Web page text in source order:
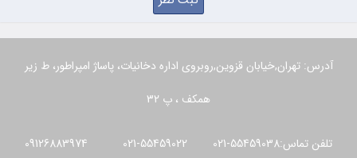
آدرس: تهران,خیابان قزوین,روبروی اداره دخانیات، پاساژ امپراطور، ط زیر
همکف ، پ 32
تلفن تماس:55459038-021 55459022-021 09126883974